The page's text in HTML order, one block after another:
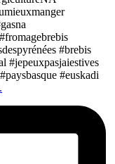
#brebis
#jepeuxpasjaiestives
#euskadi